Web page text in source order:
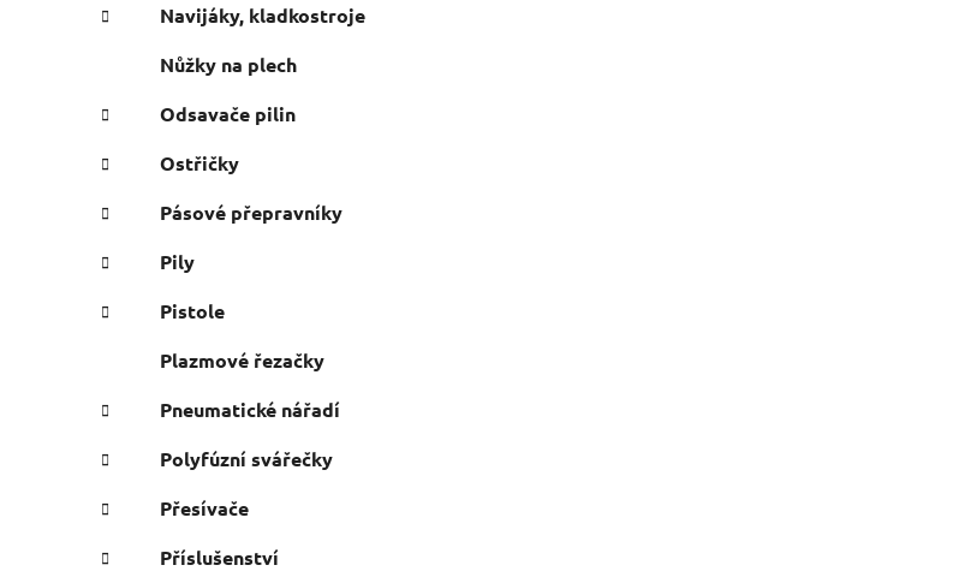
Navijáky, kladkostroje
Nůžky na plech
Odsavače pilin
Ostřičky
Pásové přepravníky
Pily
Pistole
Plazmové řezačky
Pneumatické nářadí
Polyfúzní svářečky
Přesívače
Příslušenství